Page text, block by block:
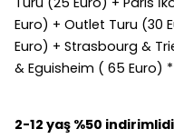
Euro) + Outlet Turu (30
Euro) + Strasbourg &
& Eguisheim ( 65 Euro)
2-12 yaş %50